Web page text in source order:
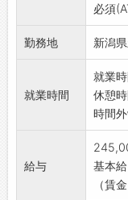
3,高度
と共
甲斐
*業務
越地方
必須
勤務地 新潟
就業時間
就業
休憩
時間
給与
基本
（賃